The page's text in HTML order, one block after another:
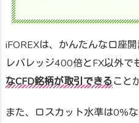
iFOREXは、かんたんな口座
レバレッジ400倍とFX以外で
なCFD銘柄が取引できること
また、ロスカット水準は0%